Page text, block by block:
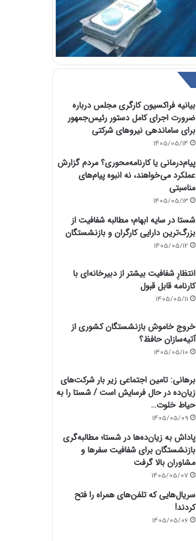
بیانیه فراکسیون کارگری مجلس درباره
ضرورت اجرای کامل دستور رئیس‌جمهور
برای ساماندهی نیروهای شرکتی
1405/05/14
پیام‌درمانی یا کارنامه‌محوری؟ مردم گزارش
عملکرد می‌خواهند، نه انبوه پیام‌های
مناسبتی
1405/05/13
شستا در سایه ابهام؛ مطالبه شفافیت از
بزرگ‌ترین دارایی کارگران و بازنشستگان
1405/05/12
انتظارِ شفافیت بیشتر از دبیرخانه‌ای با
کارنامه قابل قبول
1405/05/11
خروج خاموش بازنشستگان کشوری از
آتیه‌سازان حافظ؟
1405/05/10
برهانی: تامین اجتماعی زیر بار شرکت‌های
زیان‌ده در حال فرسایش است / شستا را به
حیاط خلوت…
1405/05/09
پاداش به زیان‌ده‌ها در شستا؛ مطالبه‌گری
بازنشستگان برای شفافیت سفرها و
مشاوران بالا گرفت
1405/05/07
سریال‌هایی که تلفن‌های همراه را فتح
کردند!
1405/05/06